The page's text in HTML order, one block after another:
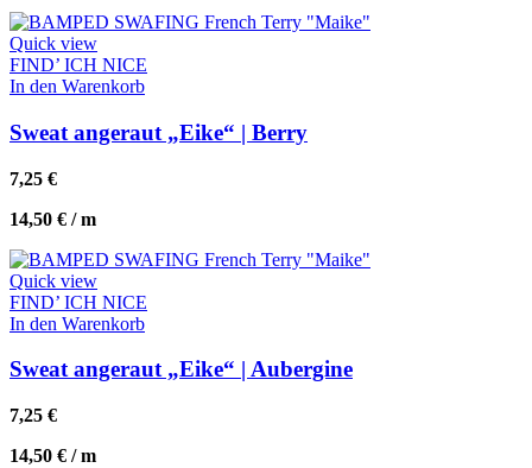
Quick view
FIND’ ICH NICE
In den Warenkorb
Sweat angeraut „Eike“ | Berry
7,25 €
14,50 € /m
Quick view
FIND’ ICH NICE
In den Warenkorb
Sweat angeraut „Eike“ | Aubergine
7,25 €
14,50 € /m